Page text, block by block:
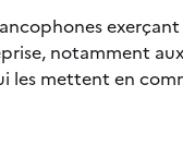
notamment
mettent en